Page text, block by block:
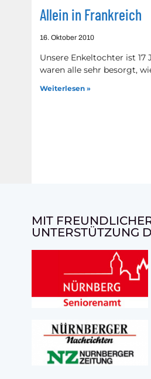
Allein in Frankreich
16. Oktober 2010
Unsere Enkeltochter ist 17
waren alle sehr besorgt,
Weiterlesen »
MIT
UNTERSTÜTZUNG